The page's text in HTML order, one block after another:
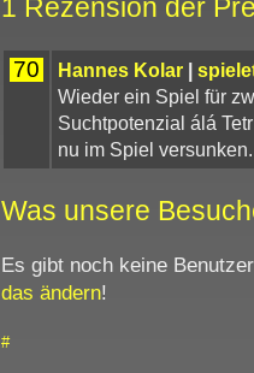
1 Rezension der
70 Hannes Kolar|
Wieder ein Spiel für
Suchtpotenzial álá
nu im Spiel
Was unsere
Es gibt noch keine
das ändern!
#